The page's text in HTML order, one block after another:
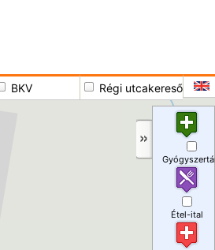
BKV Régi utcakereső
Étel-ital